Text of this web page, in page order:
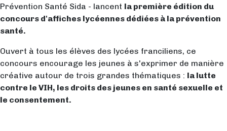
Prévention Santé Sida - lancent la première édition du
concours d'affiches lycéennes dédiées à la prévention
santé.
Ouvert à tous les élèves des lycées franciliens, ce
concours encourage les jeunes à s'exprimer de manière
créative autour de trois grandes thématiques : la lutte
contre le VIH, les droits des jeunes en santé sexuelle et
le consentement.